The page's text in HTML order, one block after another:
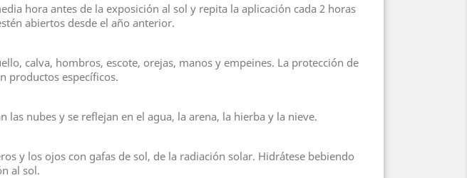
hora antes de la exposición al sol y repita la aplicación cada 2 horas
abiertos desde el año anterior.
calva, hombros, escote, orejas, manos y empeines. La protección de
productos específicos.
nubes y se reflejan en el agua, la arena, la hierba y la nieve.
y los ojos con gafas de sol, de la radiación solar. Hidrátese bebiendo
al sol.